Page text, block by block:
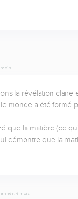
mois
la révélation
monde a été formé
que la matière (ce
démontre que la
année, 4 mois